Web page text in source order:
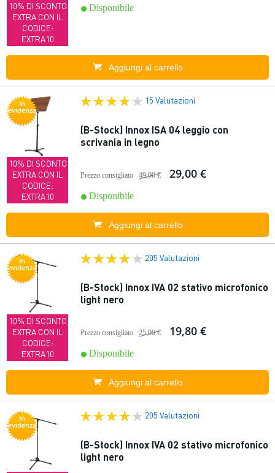
10% DI SCONTO
EXTRA CON IL
CODICE:
EXTRA10
Disponibile
Aggiungi al carrello
In
evidenza
10% DI SCONTO
EXTRA CON IL
CODICE:
EXTRA10
15 Valutazioni
(B-Stock) Innox ISA 04 leggio con
scrivania in legno
Prezzo consigliato 49,00 € 29,00 €
Disponibile
Aggiungi al carrello
In
evidenza
10% DI SCONTO
EXTRA CON IL
CODICE:
EXTRA10
205 Valutazioni
(B-Stock) Innox IVA 02 stativo microfonico
light nero
Prezzo consigliato 25,00 € 19,80 €
Disponibile
Aggiungi al carrello
In
evidenza
205 Valutazioni
(B-Stock) Innox IVA 02 stativo microfonico
light nero